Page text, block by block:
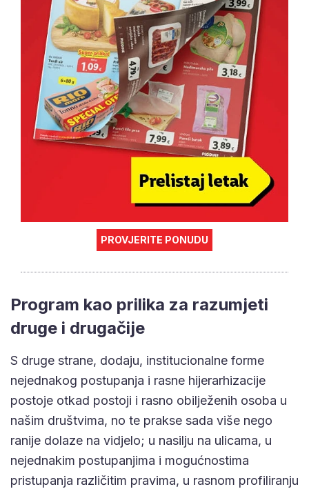
PROVJERITE PONUDU
Program kao prilika za razumjeti
druge i drugačije
S druge strane, dodaju, institucionalne forme
nejednakog postupanja i rasne hijerarhizacije
postoje otkad postoji i rasno obilježenih osoba u
našim društvima, no te prakse sada više nego
ranije dolaze na vidjelo; u nasilju na ulicama, u
nejednakim postupanjima i mogućnostima
pristupanja različitim pravima, u rasnom profiliranju